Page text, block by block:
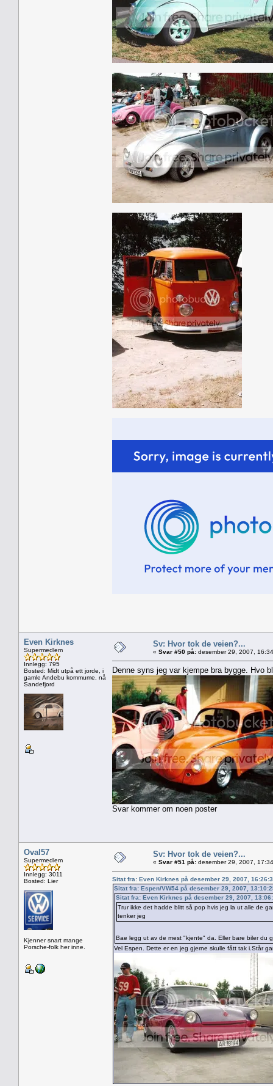
Even Kirknes
Supermedlem
Innlegg: 795
Bosted: Midt utpå ett jorde, i
gamle Andebu kommume, nå
Sandefjord
Sv: Hvor tok de veien?...
« Svar #50 på: desember 29, 2007,
Denne syns jeg var kjempe bra bygge. Hvo
Svar kommer om noen poster
Oval57
Supermedlem
Innlegg: 3011
Bosted: Lier
Kjenner snart mange
Porsche-folk her inne.
Sv: Hvor tok de veien?...
« Svar #51 på: desember 29, 2007,
Sitat fra: Even Kirknes på desember 29, 2007,
Sitat fra: Espen/VW54 på desember 29, 2007,
Sitat fra: Even Kirknes på desember 29, 2007,
Trur ikke det hadde blitt så pop hvis jeg la ut alle de
tenker jeg
Bae legg ut av de mest "kjente" da. Eller bare biler du
Vel Espen. Dette er en jeg gjerne skulle fått tak i.Står